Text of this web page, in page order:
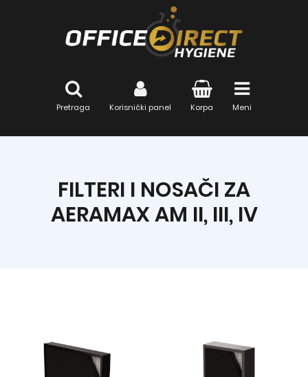
Pretraga Korisnički panel Korpa Meni
FILTERI I NOSAČI ZA
AERAMAX AM II, III, IV